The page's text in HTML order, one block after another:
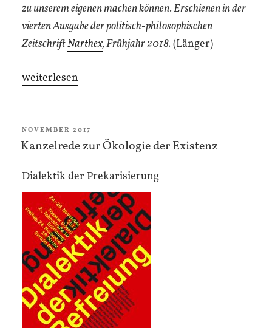
zu unserem eigenen machen können. Erschienen in der
vierten Ausgabe der politisch-philosophischen
ZeitschriftNarthex, Frühjahr 2018. (Länger)
„Der
weiterlesen
VERÖFFENTLICHT
AM
NOVEMBER 2017
Kanzelrede zur Ökologie der Existenz
Dialektik der Prekarisierung